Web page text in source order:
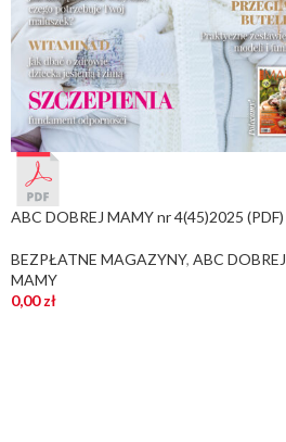
ABC DOBREJ MAMY nr 4(45)2025 (PDF)
BEZPŁATNE MAGAZYNY, ABC DOBREJ
MAMY
0,00zł